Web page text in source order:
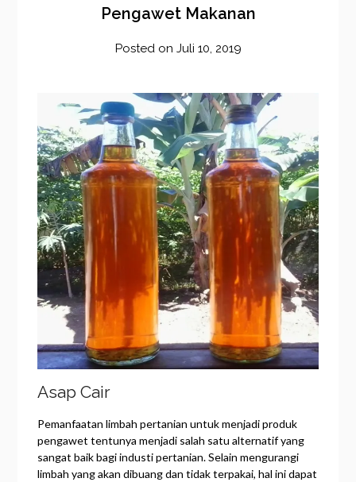
Pengawet Makanan
Posted on Juli 10, 2019
Asap Cair
Pemanfaatan limbah pertanian untuk menjadi produk
pengawet tentunya menjadi salah satu alternatif yang
sangat baik bagi industi pertanian. Selain mengurangi
limbah yang akan dibuang dan tidak terpakai, hal ini dapat